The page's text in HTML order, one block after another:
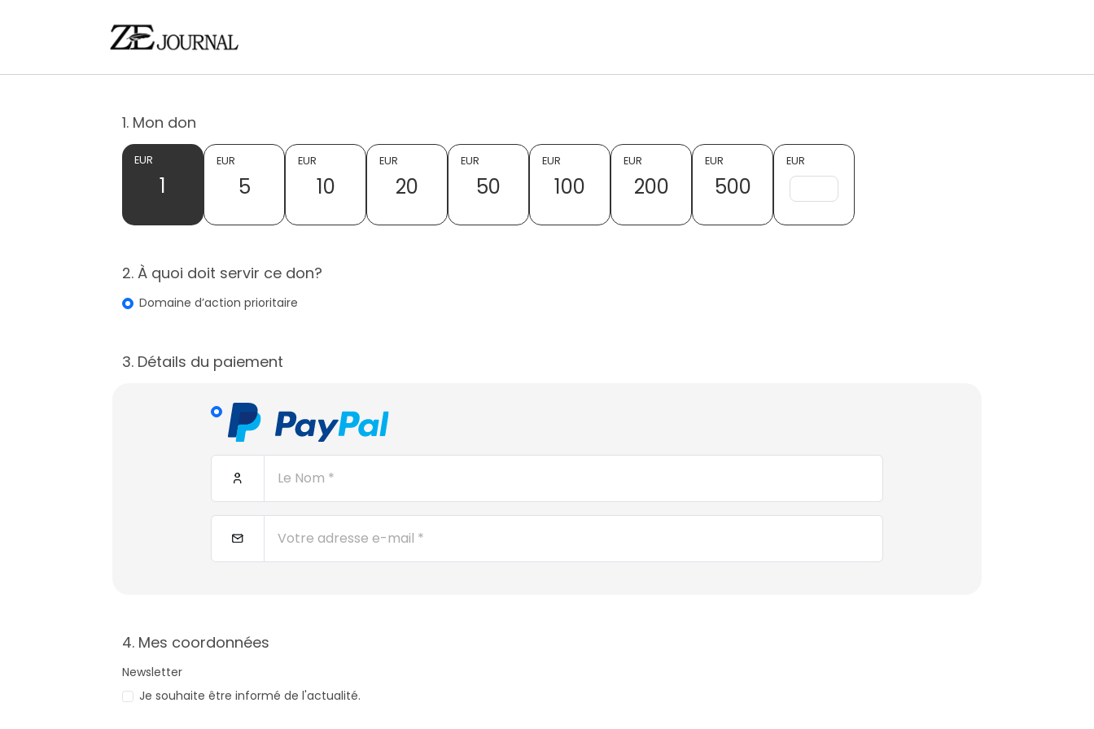
1. Mon don
EUR
1
EUR
5
EUR
10
EUR
20
EUR
50
EUR
100
EUR
200
EUR
500
EUR
2. À quoi doit servir ce don?
Domaine d’action prioritaire
3. Détails du paiement
4. Mes coordonnées
Newsletter
Je souhaite être informé de l'actualité.